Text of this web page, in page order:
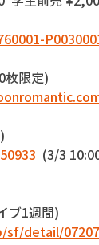
枚限定)
(3/3
ブ1週間)
detail/